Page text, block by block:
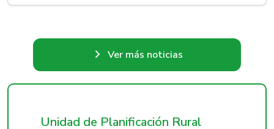
Ver más noticias
Unidad de Planificación Rural